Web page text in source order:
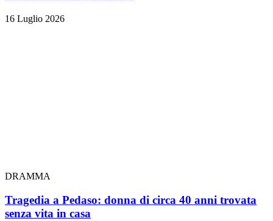
16 Luglio 2026
DRAMMA
Tragedia a Pedaso: donna di circa 40 anni trovata
senza vita in casa